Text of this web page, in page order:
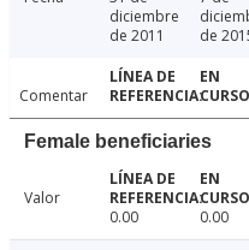
diciembre
de 2011
de
Comentar
Female beneficiaries
Valor
0.00
0.00